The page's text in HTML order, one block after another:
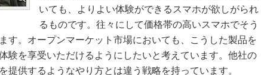
いても、よりよい体験ができるスマホが欲しがられ
るものです。往々にして価格帯の高いスマホでそう
す。オープンマーケット市場においても、こうした製品を
験を享受いただけるようにしたいと考えています。他社の
提供するようなやり方とは違う戦略を持っています。